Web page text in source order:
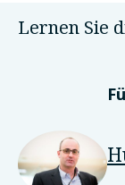
Lernen Sie